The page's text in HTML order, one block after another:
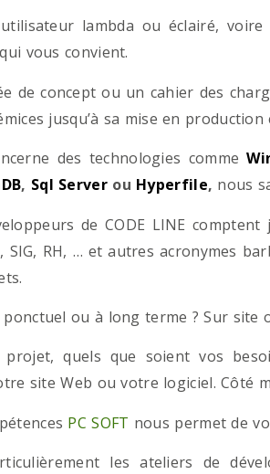
lambda ou éclairé,
vous convient.
de concept ou un cahier des
jusqu’à sa mise en production
des technologies comme
, Sql Serverou Hyperfile, nous
de CODE LINE
SIG, RH, … et autres acronymes
ou à long terme ? Sur site
quels que soient vos
site Web ou votre logiciel. Côté
PC SOFT nous permet de
les ateliers de